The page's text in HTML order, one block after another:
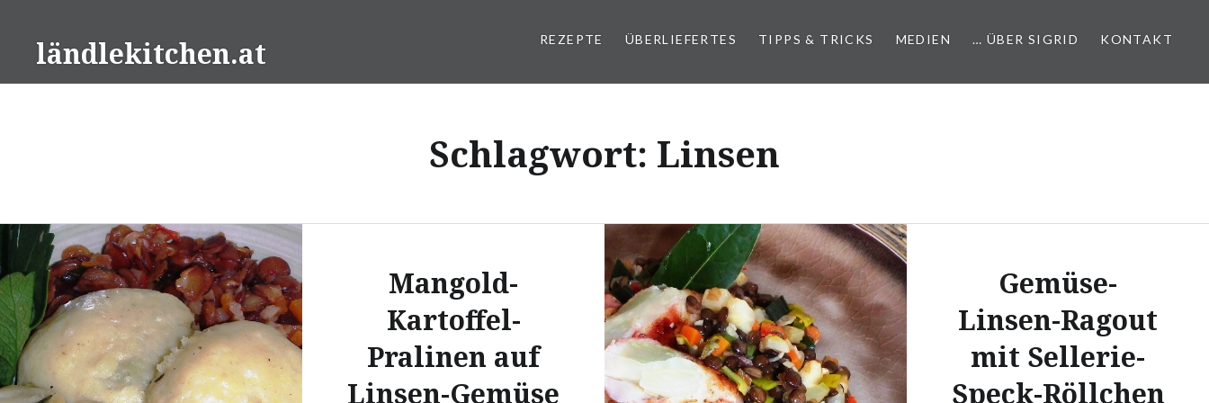
Inhaltländlekitchen.at REZEPTE ÜBERLIEFERTES TIPPS & TRICKS MEDIEN … ÜBER SIGRID KONTAKT
Schlagwort: Linsen
Mangold-
Kartoffel-
Pralinen auf
Linsen-Gemüse
Gemüse-
Linsen-Ragout
mit Sellerie-
Speck-Röllchen